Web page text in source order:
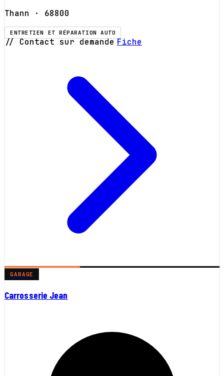
Thann · 68800
ENTRETIEN ET RÉPARATION AUTO
// Contact sur demande Fiche
GARAGE
Carrosserie Jean